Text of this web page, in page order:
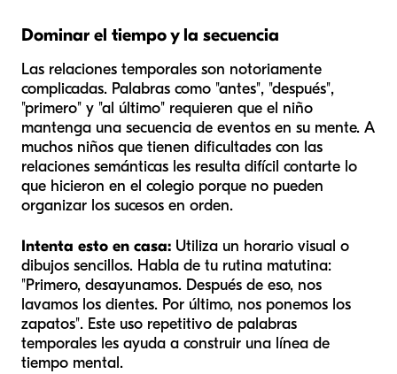
Dominar el tiempo y la secuencia
Las relaciones temporales son notoriamente
complicadas. Palabras como "antes", "después",
"primero" y "al último" requieren que el niño
mantenga una secuencia de eventos en su mente. A
muchos niños que tienen dificultades con las
relaciones semánticas les resulta difícil contarte lo
que hicieron en el colegio porque no pueden
organizar los sucesos en orden.
Intenta esto en casa: Utiliza un horario visual o
dibujos sencillos. Habla de tu rutina matutina:
"Primero, desayunamos. Después de eso, nos
lavamos los dientes. Por último, nos ponemos los
zapatos". Este uso repetitivo de palabras
temporales les ayuda a construir una línea de
tiempo mental.